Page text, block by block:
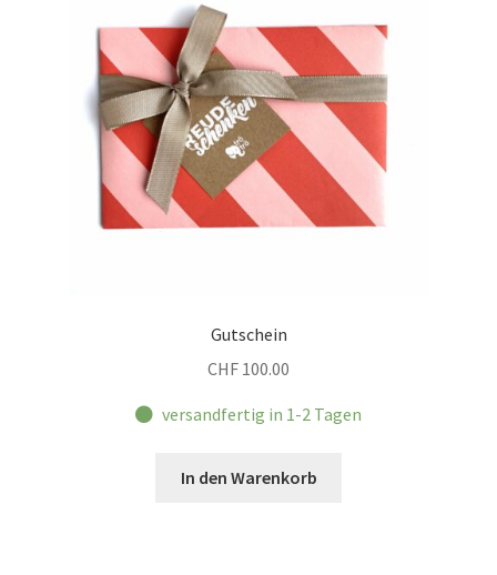
Gutschein
CHF 100.00
versandfertig in 1-2 Tagen
In den Warenkorb